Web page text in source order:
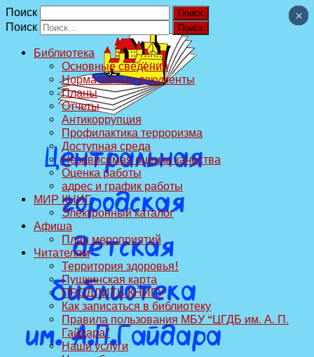
Поиск
Поиск
Библиотека
Основные сведения
Нормативные документы
Планы
Отчеты
Антикоррупция
Профилактика терроризма
Доступная среда
Независимая оценка качества
Оценка работы
адрес и график работы
МИР КНИГ
Электронный каталог
Афиша
План мероприятий
Читателям
Территория здоровья!
Пушкинская карта
ПРОДЛИТЬ КНИГУ
Как записаться в библиотеку
Правила пользования МБУ “ЦГДБ им. А. П.
Гайдара”
Наши услуги
×
×
×
×
×
×
×
×
×
×